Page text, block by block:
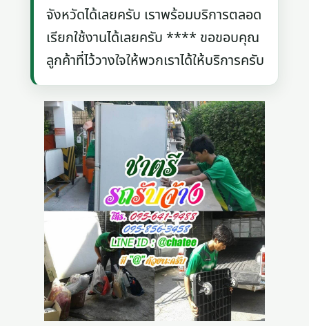
จังหวัดได้เลยครับ เราพร้อมบริการตลอด
เรียกใช้งานได้เลยครับ **** ขอขอบคุณ
ลูกค้าที่ไว้วางใจให้พวกเราได้ให้บริการครับ